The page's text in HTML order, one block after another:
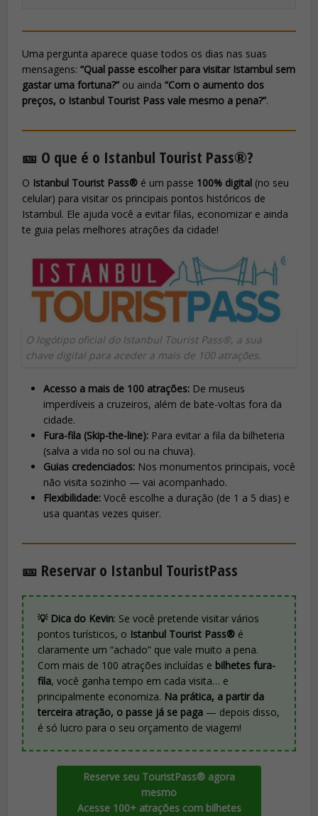
Uma pergunta aparece quase todos os dias nas suas
mensagens:“Qual passe escolher para visitar Istambul sem
gastar uma fortuna?” ou ainda“Com o aumento dos
preços, o Istanbul Tourist Pass vale mesmo a pena?”.
🎫 O que é o Istanbul Tourist Pass®?
O Istanbul Tourist Pass® é um passe 100% digital (no seu
celular) para visitar os principais pontos históricos de
Istambul. Ele ajuda você a evitar filas, economizar e ainda
te guia pelas melhores atrações da cidade!
O logótipo oficial do Istanbul Tourist Pass®, a sua
chave digital para aceder a mais de 100 atrações.
Acesso a mais de 100 atrações: De museus
imperdíveis a cruzeiros, além de bate-voltas fora da
cidade.
Fura-fila (Skip-the-line): Para evitar a fila da bilheteria
(salva a vida no sol ou na chuva).
Guias credenciados: Nos monumentos principais, você
não visita sozinho — vai acompanhado.
Flexibilidade: Você escolhe a duração (de 1 a 5 dias) e
usa quantas vezes quiser.
🎫 Reservar o Istanbul TouristPass
💡 Dica do Kevin: Se você pretende visitar vários
pontos turísticos, o Istanbul Tourist Pass® é
claramente um “achado” que vale muito a pena.
Com mais de 100 atrações incluídas e bilhetes fura-
fila, você ganha tempo em cada visita… e
principalmente economiza. Na prática, a partir da
terceira atração, o passe já se paga — depois disso,
é só lucro para o seu orçamento de viagem!
Reserve seu TouristPass® agora
mesmo
Acesse 100+ atrações com bilhetes